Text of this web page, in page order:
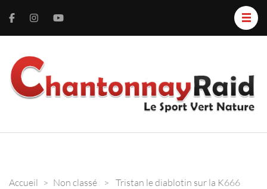
Accueil > Non classé > Tristan le diablotin sur la K666